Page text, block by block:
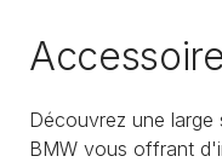
Découvrez une large
BMW vous offrant